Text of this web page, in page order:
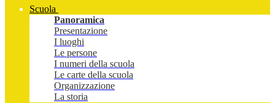
Scuola
Panoramica
Presentazione
I luoghi
Le persone
I numeri della scuola
Le carte della scuola
Organizzazione
La storia